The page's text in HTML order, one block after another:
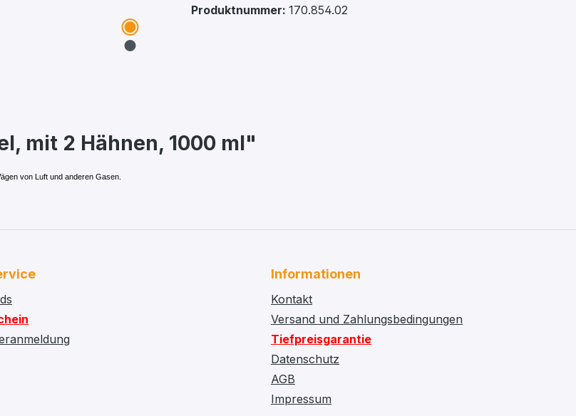
Produktnummer: 170.854.02
mit 2 Hähnen, 1000 ml"
von Luft und anderen Gasen.
Informationen
Kontakt
Versand und Zahlungsbedingungen
Tiefpreisgarantie
Datenschutz
AGB
Impressum